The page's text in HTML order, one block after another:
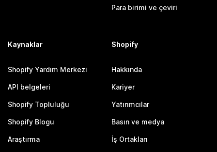
Para birimi ve çeviri
Kaynaklar
Shopify Yardım Merkezi
API belgeleri
Shopify Topluluğu
Shopify Blogu
Araştırma
Shopify
Hakkında
Kariyer
Yatırımcılar
Basın ve medya
İş Ortakları